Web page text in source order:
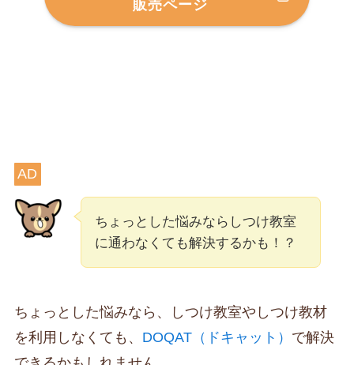
販売ページ
AD
ちょっとした悩みならしつけ教室
に通わなくても解決するかも！？
ちょっとした悩みなら、しつけ教室やしつけ教材
を利用しなくても、 DOQAT（ドキャット） で解決